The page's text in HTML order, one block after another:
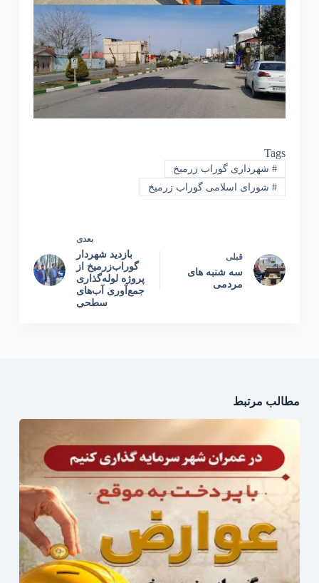
Tags
#شهرداری گوراب زرمیخ
#شورای اسلامی گوراب زرمیخ
قبلی
سه شنبه های
مردمی
بعدی
بازدید شهردار
گوراب‌زرمیخ از
پروژه لوله‌گذاری
جمع‌آوری آب‌های
سطحی
مطالب مرتبط